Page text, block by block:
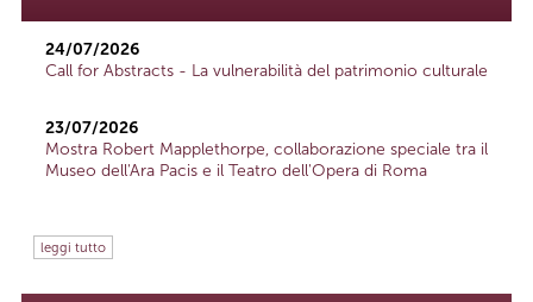
24/07/2026
Call for Abstracts - La vulnerabilità del patrimonio culturale
23/07/2026
Mostra Robert Mapplethorpe, collaborazione speciale tra il
Museo dell'Ara Pacis e il Teatro dell'Opera di Roma
leggi tutto